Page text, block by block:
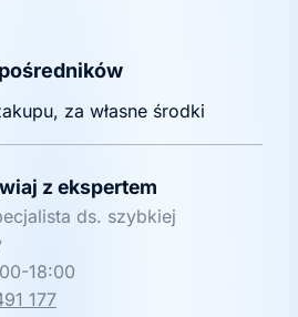
za własne środki
z ekspertem
ds. szybkiej
18:00
177